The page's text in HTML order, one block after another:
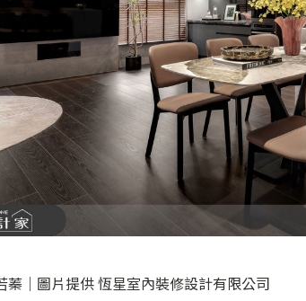
蓁｜圖片提供 恆星室內裝修設計有限公司